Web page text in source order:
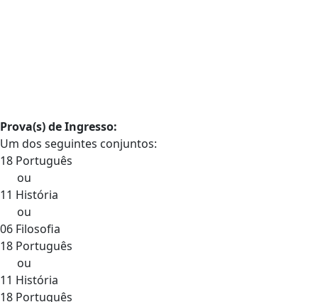
Prova(s) de Ingresso:
Um dos seguintes conjuntos:
18 Português
ou
11 História
ou
06 Filosofia
18 Português
ou
11 História
18 Português